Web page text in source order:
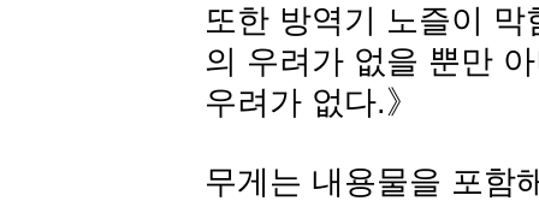
또한 방역기 노즐이
의 우려가 없을 뿐만
우려가 없다.》
무게는 내용물을 포함